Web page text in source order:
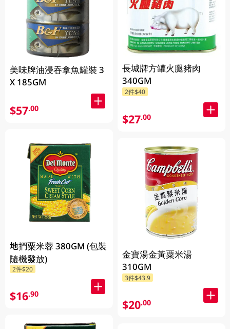
美味牌油浸吞拿魚罐裝 3
X 185GM
$57.00
地捫粟米蓉 380GM (包裝
隨機發放)
2件$20
$16.90
長城牌方罐火腿豬肉
340GM
2件$40
$27.00
金寶湯金黃粟米湯
310GM
3件$43.9
$20.00